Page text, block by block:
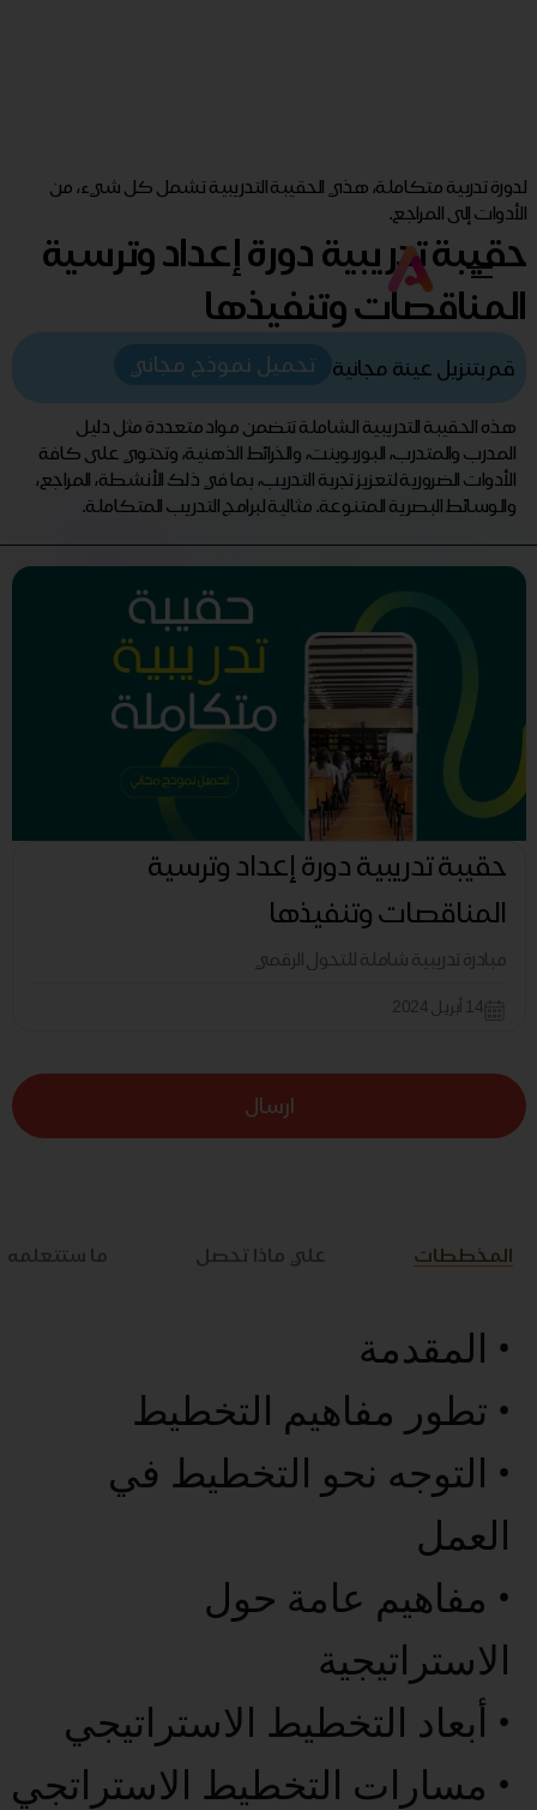
لدورة تدربية متكاملة، هذي الحقيبة التدريبية تشمل كل شيء، من
الأدوات إلى المراجع.
حقيبة تدريبية دورة إعداد وترسية
المناقصات وتنفيذها
قم بتنزيل عينة مجانية تحميل نموذج مجاني
هذه الحقيبة التدريبية الشاملة تتضمن مواد متعددة مثل دليل
المدرب والمتدرب، البوربوينت، والخرائط الذهنية، وتحتوي على كافة
الأدوات الضرورية لتعزيز تجربة التدريب، بما في ذلك الأنشطة، المراجع،
والوسائط البصرية المتنوعة. مثالية لبرامج التدريب المتكاملة.
حقيبة تدريبية دورة إعداد وترسية
المناقصات وتنفيذها
مبادرة تدريبية شاملة للتحول الرقمي
14 أبريل 2024
ارسال
المخططات علي ماذا تحصل ما ستتعلمه
• المقدمة
• تطور مفاهيم التخطيط
• التوجه نحو التخطيط في
العمل
• مفاهيم عامة حول
الاستراتيجية
• أبعاد التخطيط الاستراتيجي
• مسارات التخطيط الاستراتجي